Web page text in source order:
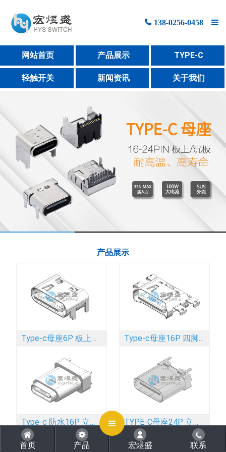
网站首页
产品展示
新闻资讯
关于宏煜盛
联系
138-0256-0458
网站首页 产品展示 TYPE-C
轻触开关 新闻资讯 关于我们
产品展示
Type-c母座6P 板上四脚插板SMT 舌头外露 带弹 5.7L Type-c母座16P 四脚插板SMT 带弹 沉板 1.83mm 6.45L
Type-c 防水16P 立式四脚插板DIP 外露2.0mm IPX8 TYPE-C母座24P 立式四脚插板SMT 带柱 9.0L
首页 产品 宏煜盛 联系